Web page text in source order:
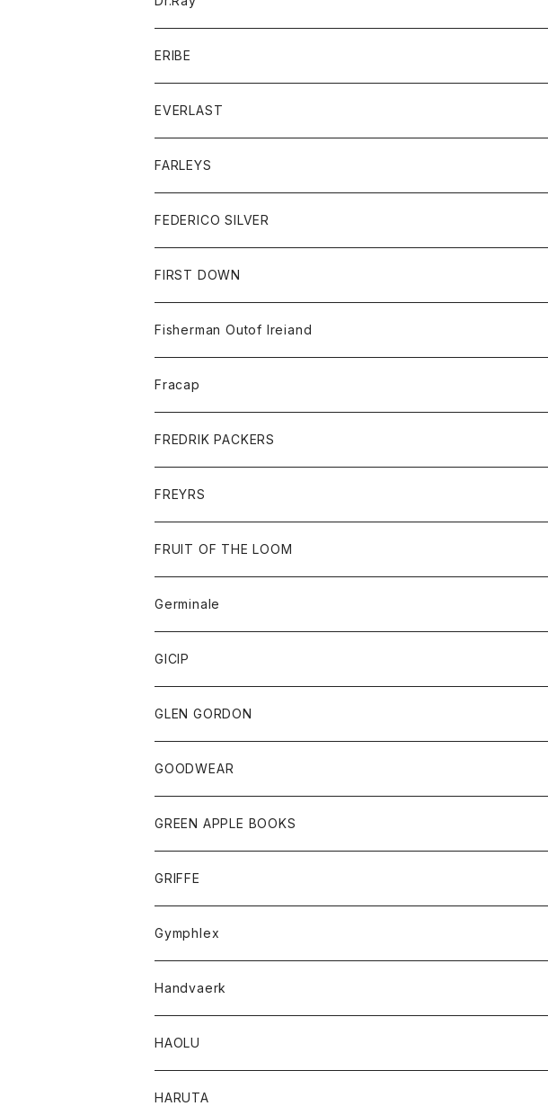
シャツ
Tシャツ
グッズ
帽子
トップス
シャツ
セーター
ボトム
ショートパンツ
パンツ
レディース
コート
ジャケット
Tシャツ
ボトム
ERIBE
ニット
EVERLAST
トップス
ジャケット
スエットシャツ
ボトム
スエットパンツ
グッズ
帽子
FARLEYS
FEDERICO SILVER
アクセサリー
FIRST DOWN
Fisherman Outof Ireiand
ニット
Fracap
グッズ
靴
FREDRIK PACKERS
アクセサリー
バッグ
FREYRS
サングラス
FRUIT OF THE LOOM
アウター
パーカー
グッズ
ネクタイ
チーフ
トップス
シャツ
タンクトップ
ボトム
ショートパンツ
スカート
レディース
スカート
Tシャツ
Germinale
靴
サンダル
GICIP
トップス
Tシャツ
GLEN GORDON
グッズ
手袋
GOODWEAR
トップス
Tシャツ
GREEN APPLE BOOKS
GRIFFE
Gymphlex
アウター
カーディガン
コート
トップス
シャツ
レディース
Handvaerk
トップス
Tシャツ
HAOLU
HARUTA